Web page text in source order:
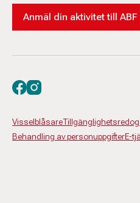
Anmäl din aktivitet till ABF
Visselblåsare
Behandling av personuppgifterE-
Besök oss på facebook
Besök oss på instagram